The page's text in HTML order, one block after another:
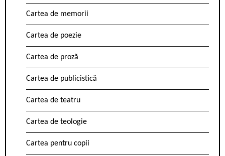
Cartea de memorii
Cartea de poezie
Cartea de proză
Cartea de publicistică
Cartea de teatru
Cartea de teologie
Cartea pentru copii